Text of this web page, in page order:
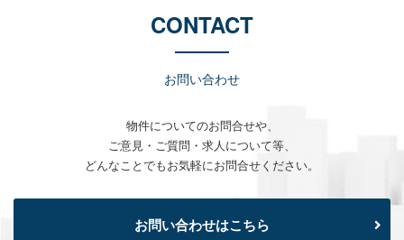
CONTACT
お問い合わせ
物件についてのお問合せや、
ご意見・ご質問・求人について等、
どんなことでもお気軽にお問合せください。
お問い合わせはこちら